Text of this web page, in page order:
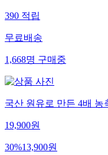
390적립
무료배송
1,668명구매중
국산 원유로 만든 4배 농
19,900원
30%13,900원